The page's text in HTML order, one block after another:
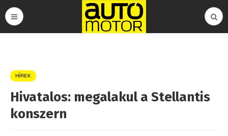
HÍREK
Hivatalos: megalakul a Stellantis
konszern